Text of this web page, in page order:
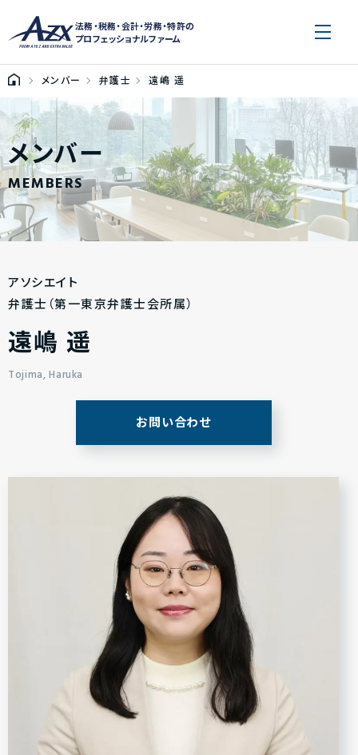
法務・税務・会計・労務・特許の
プロフェッショナルファーム
メンバー 弁護士 遠嶋 遥
メンバー
MEMBERS
アソシエイト
弁護士（第一東京弁護士会所属）
遠嶋 遥
Tojima, Haruka
お問い合わせ